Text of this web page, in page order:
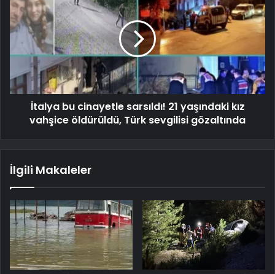
İtalya bu cinayetle sarsıldı! 21 yaşındaki kız
vahşice öldürüldü, Türk sevgilisi gözaltında
İlgili Makaleler